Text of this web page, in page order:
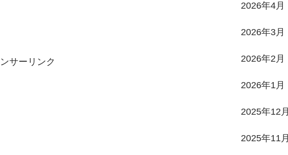
サーリンク
2026年4月
2026年3月
2026年2月
2026年1月
2025年12月
2025年11月